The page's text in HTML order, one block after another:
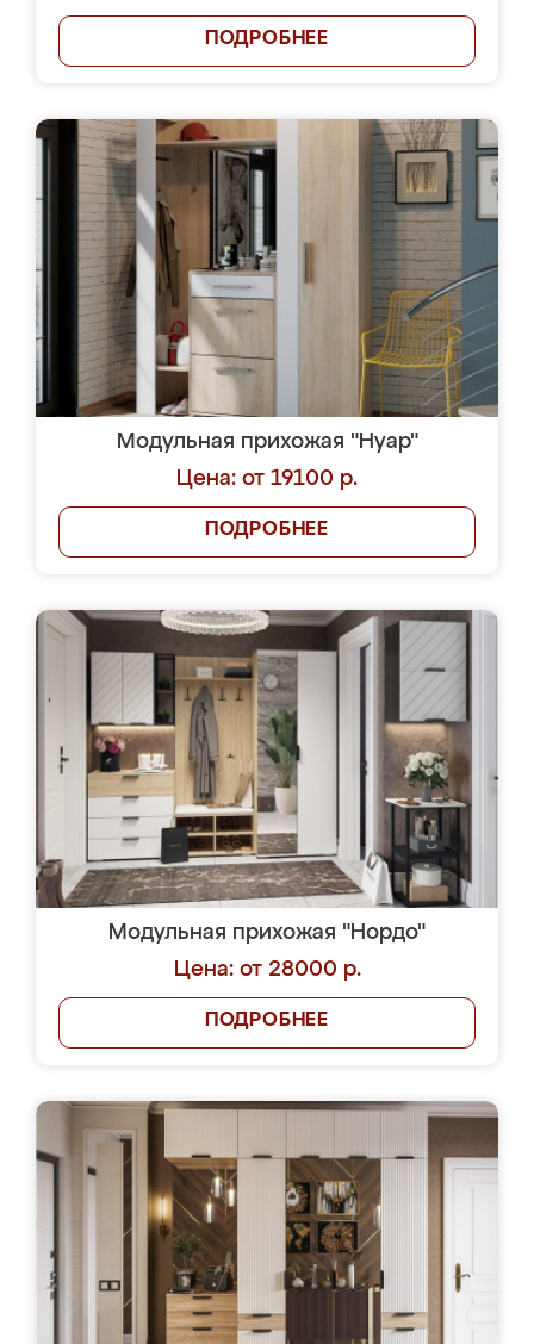
ПОДРОБНЕЕ
Модульная прихожая "Нуар"
Цена: от 19100 р.
ПОДРОБНЕЕ
Модульная прихожая "Нордо"
Цена: от 28000 р.
ПОДРОБНЕЕ